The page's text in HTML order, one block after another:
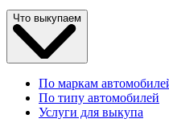
Что выкупаем
По маркам
По типу автомобилей
Услуги для выкупа